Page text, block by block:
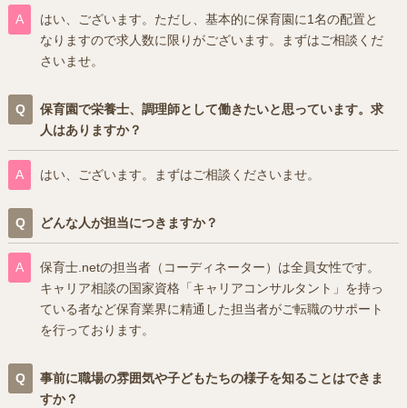
はい、ございます。ただし、基本的に保育園に1名の配置と
なりますので求人数に限りがございます。まずはご相談くだ
さいませ。
保育園で栄養士、調理師として働きたいと思っています。求
人はありますか？
はい、ございます。まずはご相談くださいませ。
どんな人が担当につきますか？
保育士.netの担当者（コーディネーター）は全員女性です。
キャリア相談の国家資格「キャリアコンサルタント」を持っ
ている者など保育業界に精通した担当者がご転職のサポート
を行っております。
事前に職場の雰囲気や子どもたちの様子を知ることはできま
すか？